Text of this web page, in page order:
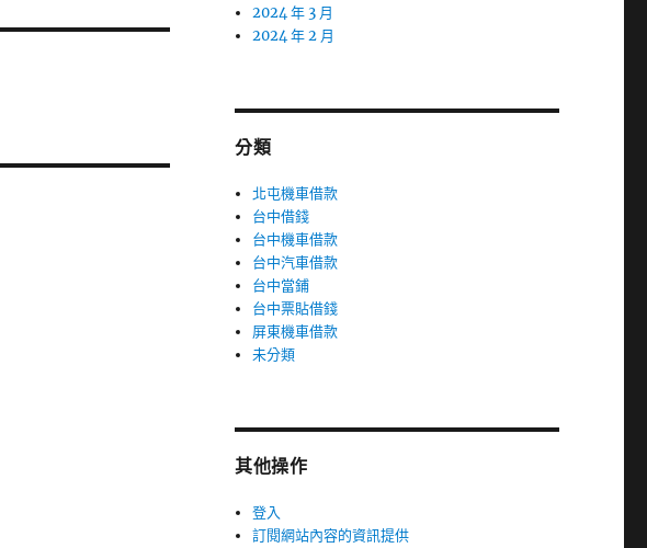
2024 年 3 月
2024 年 2 月
分類
北屯機車借款
台中借錢
台中機車借款
台中汽車借款
台中當鋪
台中票貼借錢
屏東機車借款
未分類
其他操作
登入
訂閱網站內容的資訊提供